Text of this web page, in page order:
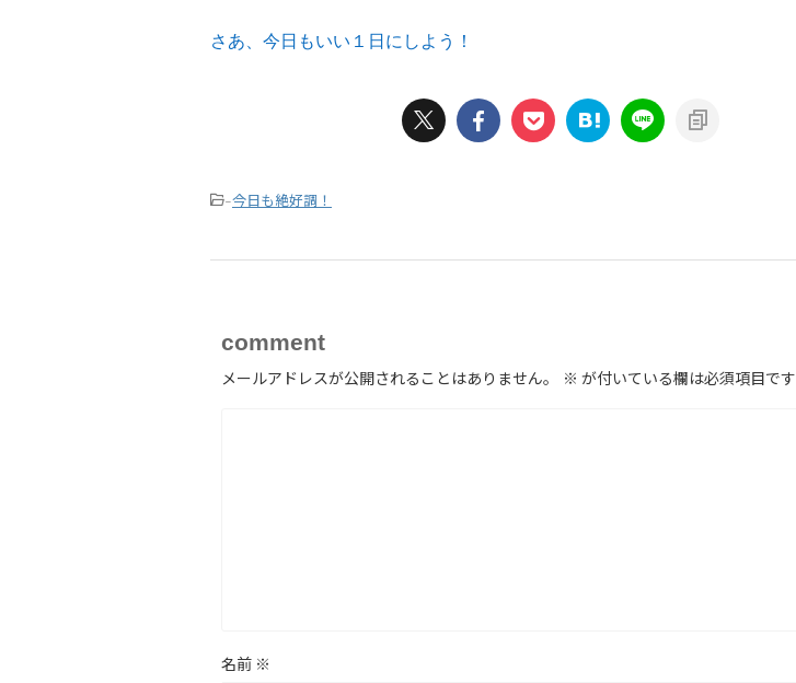
さあ、今日もいい１日にしよう！
-今日も絶好調！
comment
メールアドレスが公開されることはありません。 ※ が付いている欄は必須項目です
名前 ※